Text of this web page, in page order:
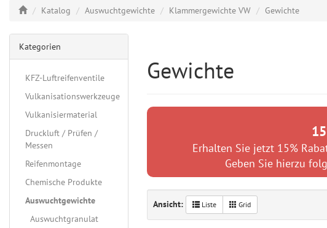
Katalog Auswuchtgewichte Klammergewichte VW Gewichte
Gewichte
Erhalten Sie jetzt 15%
Geben Sie hierzu
Ansicht: Liste Grid
Kategorien
KFZ-Luftreifenventile
Vulkanisationswerkzeuge
Vulkanisiermaterial
Druckluft / Prüfen /
Messen
Reifenmontage
Chemische Produkte
Auswuchtgewichte
Auswuchtgranulat